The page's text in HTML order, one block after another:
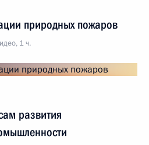
природных пожаров
1 ч.
развития